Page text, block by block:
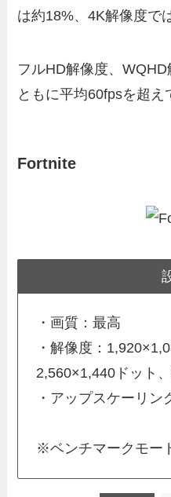
は約18%、4K解像度で
フルHD解像度、
ともに平均60fpsを超え
Fortnite
・画質：最高
・解像度：
2,560×1,440ドット
・アップスケーリン
※ベンチマークモー